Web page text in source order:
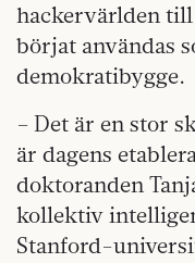
hackervärlden
börjat användas
demokratibygge.
– Det är en stor
är dagens
doktoranden
kollektiv
Stanford-